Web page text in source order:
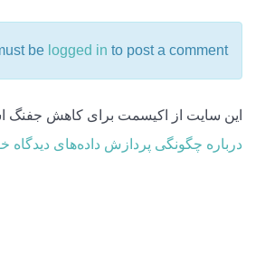
be logged in to post a comment.
این سایت از اکیسمت برای کاهش جفنگ
درباره چگونگی پردازش داده‌های دیدگاه